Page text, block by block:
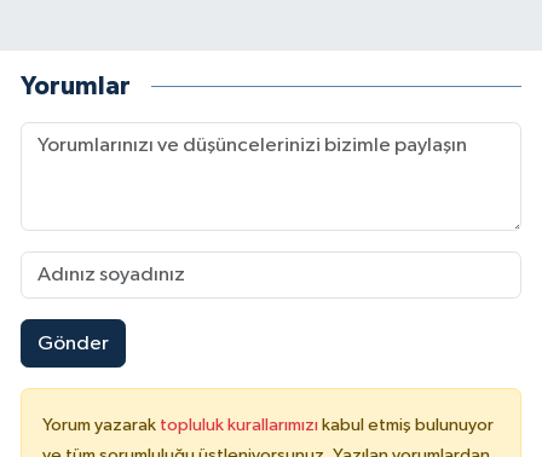
Yorumlar
Gönder
Yorum yazarak topluluk kurallarımızı kabul etmiş bulunuyor